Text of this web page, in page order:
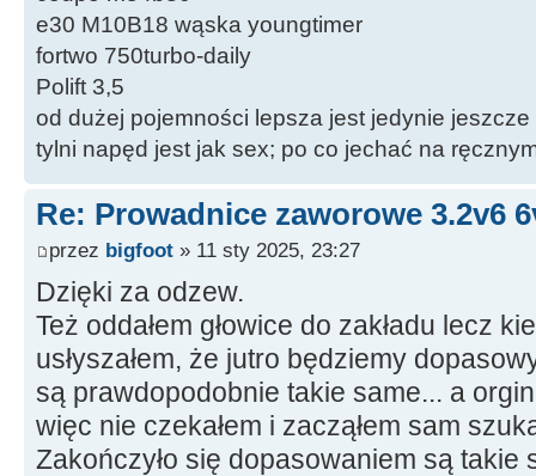
e30 M10B18 wąska youngtimer
fortwo 750turbo-daily
Polift 3,5
od dużej pojemności lepsza jest jedynie jeszcze
tylni napęd jest jak sex; po co jechać na
Re: Prowadnice zaworowe 3.2v6
przez bigfoot » 11 sty 2025, 23:27
Dzięki za odzew.
Też oddałem głowice do zakładu lecz
usłyszałem, że jutro będziemy
są prawdopodobnie takie same... a
więc nie czekałem i zacząłem sam
Zakończyło się dopasowaniem są takie